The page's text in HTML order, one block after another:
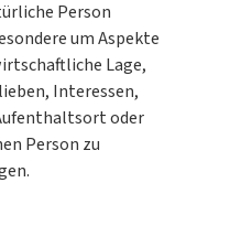
Person
um Aspekte
Lage,
Interessen,
oder
Person zu